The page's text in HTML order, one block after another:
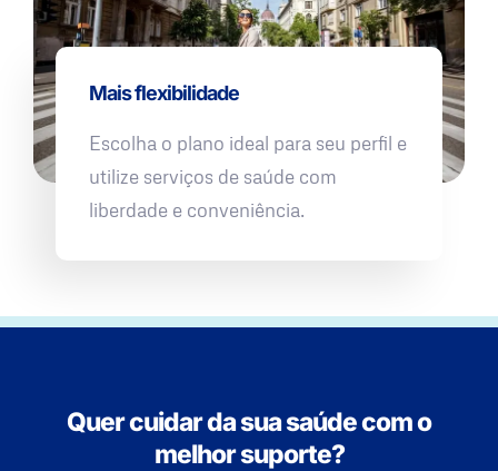
Mais flexibilidade
Escolha o plano ideal para seu perfil e
utilize serviços de saúde com
liberdade e conveniência.
Quer cuidar da sua saúde com o
melhor suporte?